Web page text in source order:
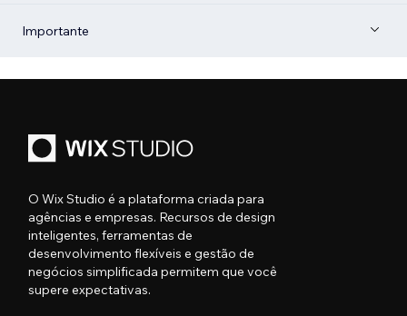
Importante
O Wix Studio é a plataforma criada para
agências e empresas. Recursos de design
inteligentes, ferramentas de
desenvolvimento flexíveis e gestão de
negócios simplificada permitem que você
supere expectativas.